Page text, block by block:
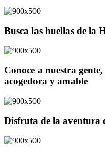
Busca las huellas de la
Conoce a nuestra
acogedora y amable
Disfruta de la aventura